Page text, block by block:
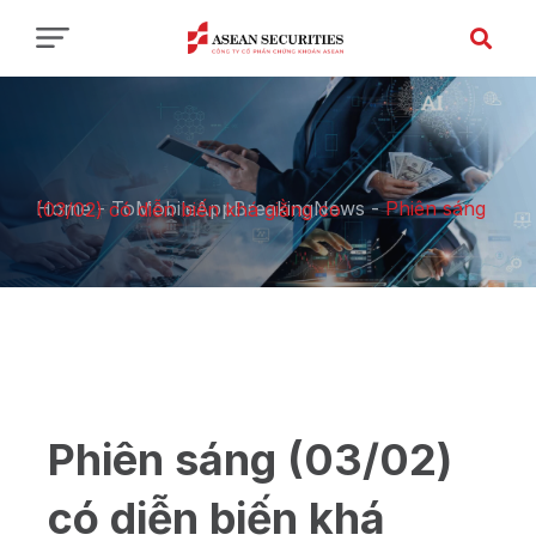
Home-ToMobileAppBreakingNews-
Phiên sáng (03/02) có diễn biến khá giằng co
Phiên sáng (03/02)
có diễn biến khá